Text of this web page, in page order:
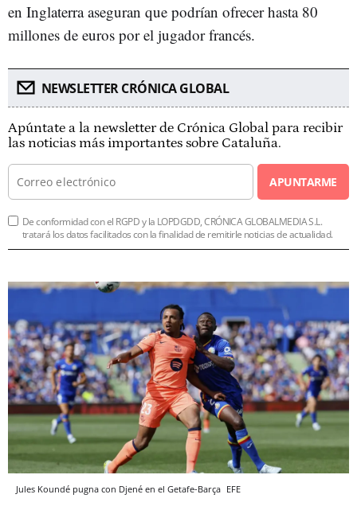
en Inglaterra aseguran que podrían ofrecer hasta 80
millones de euros por el jugador francés.
NEWSLETTER CRÓNICA GLOBAL
Apúntate a la newsletter de Crónica Global para recibir
las noticias más importantes sobre Cataluña.
APUNTARME
De conformidad con el RGPD y la LOPDGDD, CRÓNICA GLOBALMEDIA S.L.
tratará los datos facilitados con la finalidad de remitirle noticias de actualidad.
Jules Koundé pugna con Djené en el Getafe-Barça EFE